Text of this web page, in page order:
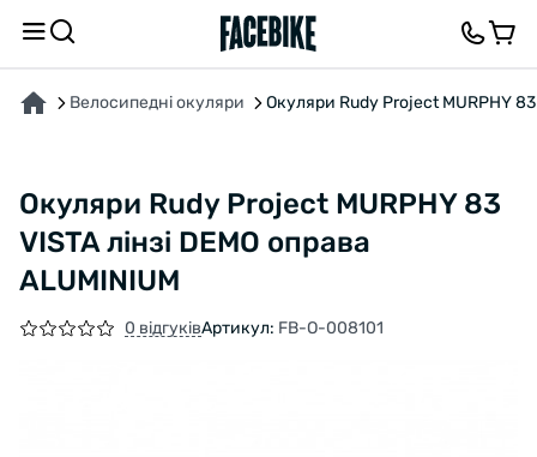
Велосипедні окуляри Окуляри Rudy Project MURPHY 83
Окуляри Rudy Project MURPHY 83
VISTA лінзі DEMO оправа
ALUMINIUM
0 відгуківАртикул: FB-O-008101
ПРО ТОВАР ХАРАКТЕРИСТИКИОПИС ВІДГУКИ ТА ЗАПИТАННЯ